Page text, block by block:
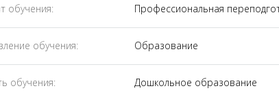
обучения: Профессиональная
обучения: Образование
обучения: Дошкольное образование